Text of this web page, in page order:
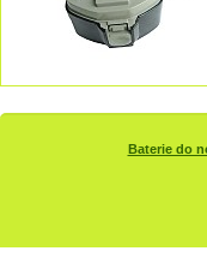
Baterie do